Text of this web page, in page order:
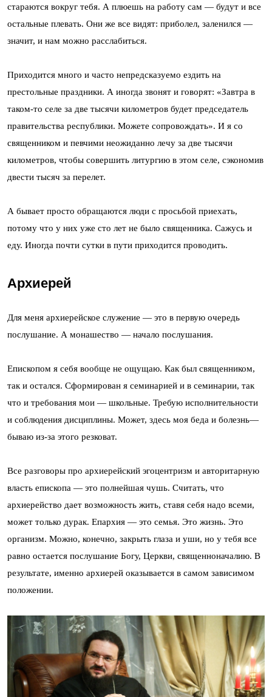
стараются вокруг тебя. А плюешь на работу сам — будут и все
остальные плевать. Они же все видят: приболел, заленился —
значит, и нам можно расслабиться.
Приходится много и часто непредсказуемо ездить на
престольные праздники. А иногда звонят и говорят: «Завтра в
таком-то селе за две тысячи километров будет председатель
правительства республики. Можете сопровождать». И я со
священником и певчими неожиданно лечу за две тысячи
километров, чтобы совершить литургию в этом селе, сэкономив
двести тысяч за перелет.
А бывает просто обращаются люди с просьбой приехать,
потому что у них уже сто лет не было священника. Сажусь и
еду. Иногда почти сутки в пути приходится проводить.
Архиерей
Для меня архиерейское служение — это в первую очередь
послушание. А монашество — начало послушания.
Епископом я себя вообще не ощущаю. Как был священником,
так и остался. Сформирован я семинарией и в семинарии, так
что и требования мои — школьные. Требую исполнительности
и соблюдения дисциплины. Может, здесь моя беда и болезнь—
бываю из-за этого резковат.
Все разговоры про архиерейский эгоцентризм и авторитарную
власть епископа — это полнейшая чушь. Считать, что
архиерейство дает возможность жить, ставя себя надо всеми,
может только дурак. Епархия — это семья. Это жизнь. Это
организм. Можно, конечно, закрыть глаза и уши, но у тебя все
равно остается послушание Богу, Церкви, священноначалию. В
результате, именно архиерей оказывается в самом зависимом
положении.